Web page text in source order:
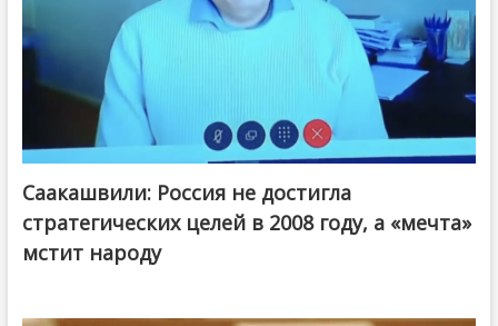
Саакашвили: Россия не достигла
стратегических целей в 2008 году, а «мечта»
мстит народу